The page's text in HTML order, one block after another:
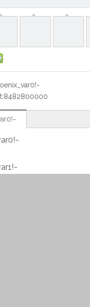
8482800000